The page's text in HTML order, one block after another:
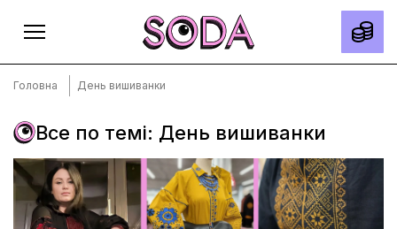
Головна
Тексти
Спецпроєкти
Головна День вишиванки
Все по темі: День вишиванки